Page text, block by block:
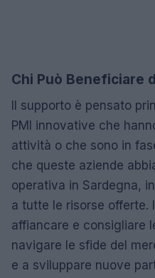
Chi Può Beneficiare
Il supporto è pensato
PMI innovative che
attività o che sono in
che queste aziende
operativa in Sardegna,
a tutte le risorse offerte.
affiancare e consigliare
navigare le sfide del
e a sviluppare nuove